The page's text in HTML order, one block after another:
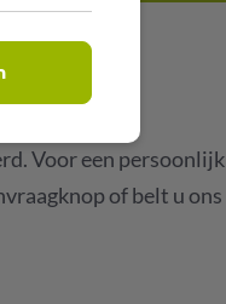
Voor een persoonlijk
of belt u ons